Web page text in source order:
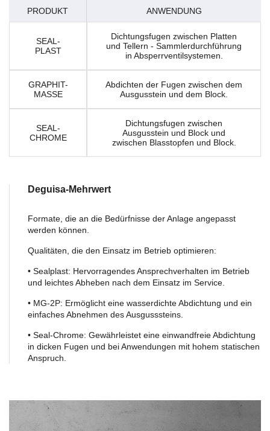
PRODUKT ANWENDUNG
SEAL-
PLAST
Dichtungsfugen zwischen Platten
und Tellern - Sammlerdurchführung
in Absperrventilsystemen.
GRAPHIT-
MASSE
Abdichten der Fugen zwischen dem
Ausgusstein und dem Block.
SEAL-
CHROME
Dichtungsfugen zwischen
Ausgusstein und Block und
zwischen Blasstopfen und Block.
Deguisa-Mehrwert
Formate, die an die Bedürfnisse der Anlage angepasst
werden können.
Qualitäten, die den Einsatz im Betrieb optimieren:
• Sealplast: Hervorragendes Ansprechverhalten im Betrieb
und leichtes Abheben nach dem Einsatz im Service.
• MG-2P: Ermöglicht eine wasserdichte Abdichtung und ein
einfaches Abnehmen des Ausgusssteins.
• Seal-Chrome: Gewährleistet eine einwandfreie Abdichtung
in dicken Fugen und bei Anwendungen mit hohem statischen
Anspruch.